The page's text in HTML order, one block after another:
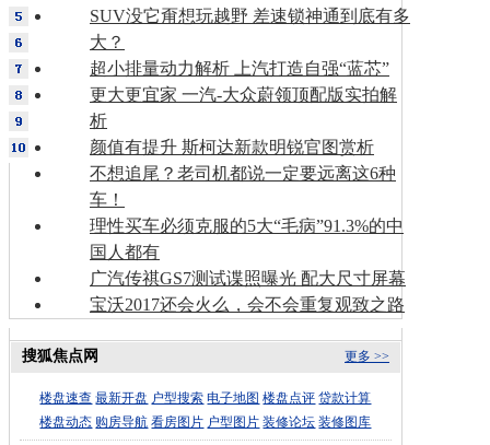
SUV没它甭想玩越野 差速锁神通到底有多
大？
超小排量动力解析 上汽打造自强“蓝芯”
更大更宜家 一汽-大众蔚领顶配版实拍解
析
颜值有提升 斯柯达新款明锐官图赏析
不想追尾？老司机都说一定要远离这6种
车！
理性买车必须克服的5大“毛病”91.3%的中
国人都有
广汽传祺GS7测试谍照曝光 配大尺寸屏幕
宝沃2017还会火么，会不会重复观致之路
更多 >>
搜狐焦点网
楼盘速查 最新开盘 户型搜索 电子地图 楼盘点评 贷款计算
楼盘动态 购房导航 看房图片 户型图片 装修论坛 装修图库